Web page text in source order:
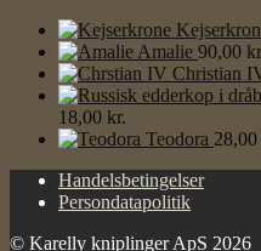
Amalie 90,00
Christian
18,00 kr.
Teodora 28,00
Handelsbetingelser
Persondatapolitik
© Karelly kniplinger ApS 2026